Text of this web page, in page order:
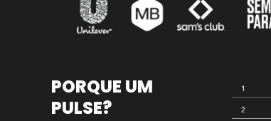
PORQUE UM
PULSE?